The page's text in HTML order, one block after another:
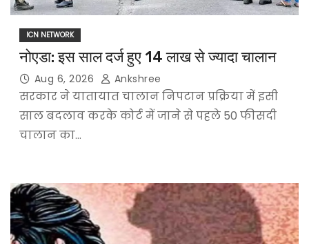
ICN NETWORK
नोएडा: इस साल दर्ज हुए 14 लाख से ज्यादा चालान
Aug 6, 2026 Ankshree
सरकार ने यातायात चालान निपटान प्रक्रिया में इसी
साल बदलाव करके कोर्ट में जाने से पहले 50 फीसदी
चालान का…